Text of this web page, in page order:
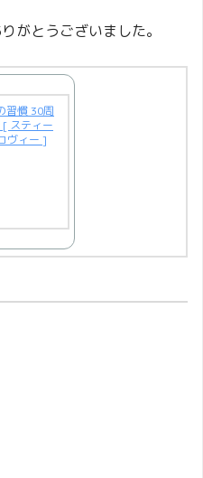
がとうございました。
習慣 30周
[ スティー
ヴィー ]